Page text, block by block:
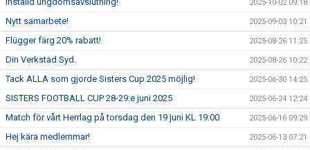
2025-10-02 09:18
Nytt samarbete! 2025-09-03 10:21
Flügger färg 20% rabatt! 2025-08-26 11:25
Din Verkstad Syd. 2025-08-26 10:22
Tack ALLA som gjorde Sisters Cup 2025 möjlig! 2025-06-30 14:25
SISTERS FOOTBALL CUP 28-29:e juni 2025 2025-06-24 12:24
Match för vårt Herrlag på torsdag den 19 juni KL 19:00 2025-06-16 09:29
Hej kära medlemmar! 2025-06-13 07:21